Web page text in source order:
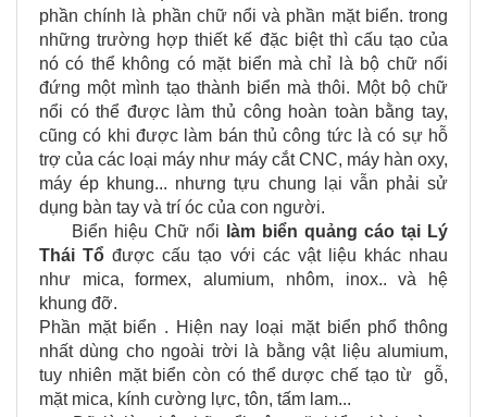
phần chính là phần chữ nổi và phần mặt biển. trong
những trường hợp thiết kế đặc biệt thì cấu tạo của
nó có thể không có mặt biển mà chỉ là bộ chữ nổi
đứng một mình tạo thành biển mà thôi. Một bộ chữ
nổi có thể được làm thủ công hoàn toàn bằng tay,
cũng có khi được làm bán thủ công tức là có sự hỗ
trợ của các loại máy như máy cắt CNC, máy hàn oxy,
máy ép khung... nhưng tựu chung lại vẫn phải sử
dụng bàn tay và trí óc của con người.
Biển hiệu Chữ nổi
làm biển quảng cáo tại Lý
Thái Tổ được cấu tạo với các vật liệu khác nhau
như mica, formex, alumium, nhôm, inox.. và hệ
khung đỡ.
Phần mặt biển . Hiện nay loại mặt biển phổ thông
nhất dùng cho ngoài trời là bằng vật liệu alumium,
tuy nhiên mặt biển còn có thể dược chế tạo từ gỗ,
mặt mica, kính cường lực, tôn, tấm lam...